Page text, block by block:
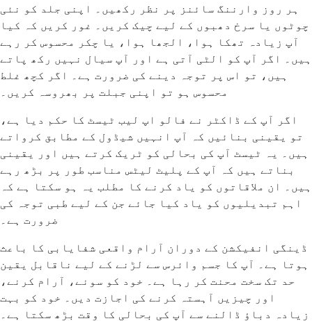
ہر روز وارننگ سائنز پر نظر رکھیں۔ اپنی جلد کو نئی
چوٹوں یا سرخ دھبوں کے لیے چیک کریں۔ غور کریں کہ کیا
آپ زیادہ تھکا ہوا، الجھا ہوا، یا چکر محسوس کر رہے
ہیں۔ اگر آپ کو الٹی آتی ہے اور آپ سیال نہیں رکھ پاتے
ہیں، تو اس پر توجہ دینے کی ضرورت ہے۔ اگر کچھ غلط
محسوس ہو تو اپنی جبلت پر بھروسہ کریں۔
اگر آپ کے ڈاکٹر نے فالو اپ لیب ٹیسٹ کا حکم دیا ہے،
تو یقینی بنائیں کہ آپ انہیں شیڈول کے مطابق کرواتے
ہیں۔ یہ ٹیسٹ آپ کی بحالی کو ٹریک کرتے ہیں اور یقینی
بناتے ہیں کہ آپ کے پلیٹ لیٹس مناسب طور پر بڑھ رہے
ہیں۔ ان ملاقاتوں کو یاد کرنے کا مطلب یہ ہو سکتا ہے کہ
اہم تبدیلیوں کو یاد کیا جائے جن کے لیے طبی توجہ کی
ضرورت ہے۔
ڈینگی انفیکشن کے دوران آرام واقعی شفایابی کا باعث
ہوتا ہے۔ آپ کا جسم وائرس سے لڑنے کے لیے ناقابل یقین
حد تک سخت محنت کر رہا ہے۔ خود کو سونے، آرام کرنے،
اور چیزیں آہستہ کرنے کی اجازت دیں۔ خود کو بہت
زیادہ دباؤ ڈالنے سے آپ کی بحالی کا وقت بڑھ سکتا ہے۔